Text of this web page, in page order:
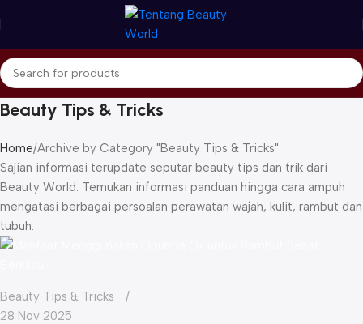
Beauty Tips & Tricks
Home Archive by Category "Beauty Tips & Tricks"
Sajian informasi terupdate seputar beauty tips dan trik dari
Beauty World. Temukan informasi panduan hingga cara ampuh
mengatasi berbagai persoalan perawatan wajah, kulit, rambut dan
tubuh.
Beauty Tips & Tricks
28 Nov 2025